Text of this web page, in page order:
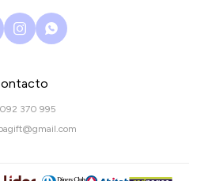
092 370 995
 